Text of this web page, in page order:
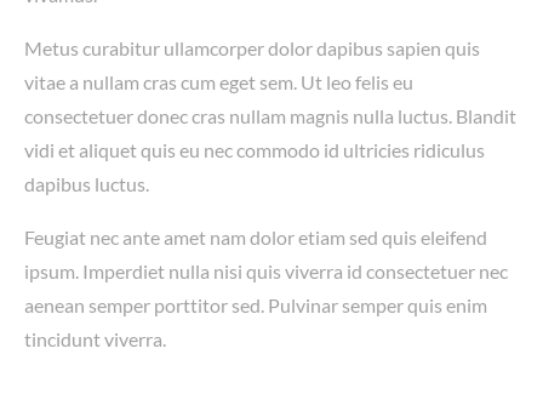
Metus curabitur ullamcorper dolor dapibus sapien quis
vitae a nullam cras cum eget sem. Ut leo felis eu
consectetuer donec cras nullam magnis nulla luctus. Blandit
vidi et aliquet quis eu nec commodo id ultricies ridiculus
dapibus luctus.
Feugiat nec ante amet nam dolor etiam sed quis eleifend
ipsum. Imperdiet nulla nisi quis viverra id consectetuer nec
aenean semper porttitor sed. Pulvinar semper quis enim
tincidunt viverra.